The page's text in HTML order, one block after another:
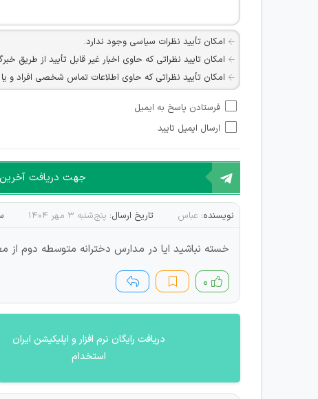
امکان تأیید نظرات سیاسی وجود ندارد.
امکان تایید نظراتی که حاوی اخبار غیر قابل تأیید از طریق
امکان تأیید نظراتی که حاوی اطلاعات تماس شخصی افراد و یا ID شبکه های مجازی ارتباطی می باشند وجود ندارد.
هرگونه تحریک، تحقیر و کنایه به سایر افراد (مسئول و غیر
امکان هماهنگی برای هرگونه ملاقات حضوری چه به صورت
فرستادن پاسخ به ایمیل
ارسال ایمیل تایید
جهت دریافت آخرین
نویسنده: عباس تاریخ ارسال: پنج‌شنبه ۳ مهر ۱۴۰۴
خسته نباشید ایا در مدارس دخترانه متوسطه دوم از
۰
دریافت رایگان نرم افزار و اپلیکیشن ایران
استخدام